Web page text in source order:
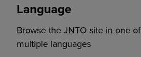
Language
Browse the JNTO site in one of
multiple languages